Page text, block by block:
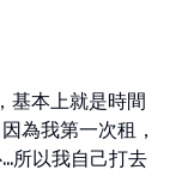
基本上就是時間
為我第一次租，
所以我自己打去